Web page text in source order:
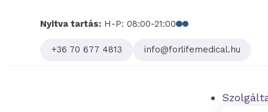
Nyitva tartás: H-P: 08:00-21:00Follow us on
Follow us on
+36 70 677 4813
info@forlifemedical.hu